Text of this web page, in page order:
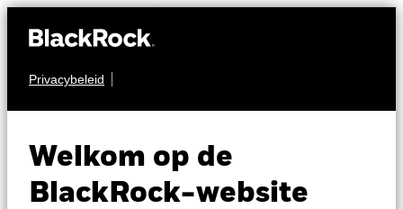
Privacybeleid
Welkom op de
BlackRock-website
OBLIGATIES
ITEH
Bond UCITS ETF